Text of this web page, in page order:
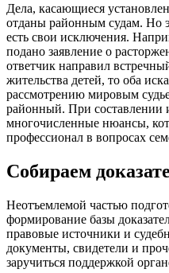
Дела, касающиеся
отданы районным судам. Но
есть свои исключения.
подано заявление о
ответчик направил
жительства детей, то оба
рассмотрению мировым
районный. При составлении
многочисленные нюансы,
профессионал в вопросах
Собираем
Неотъемлемой частью
формирование базы
правовые источники и
документы, свидетели и
заручиться поддержкой